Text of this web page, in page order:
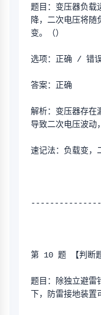
题目：变压器负载
降，二次电压将随
变。（）
选项：正确 / 错
答案：正确
解析：变压器存在
导致二次电压波动
速记法：负载变，
第 10 题 【判断题
题目：除独立避雷
下，防雷接地装置